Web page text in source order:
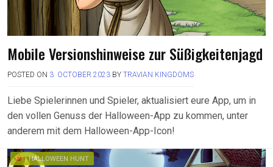
Mobile Versionshinweise zur Süßigkeitenjagd
POSTED ON 3. OCTOBER 2023 BY TRAVIAN KINGDOMS
Liebe Spielerinnen und Spieler, aktualisiert eure App, um in
den vollen Genuss der Halloween-App zu kommen, unter
anderem mit dem Halloween-App-Icon!
| HALLOWEEN HUNT